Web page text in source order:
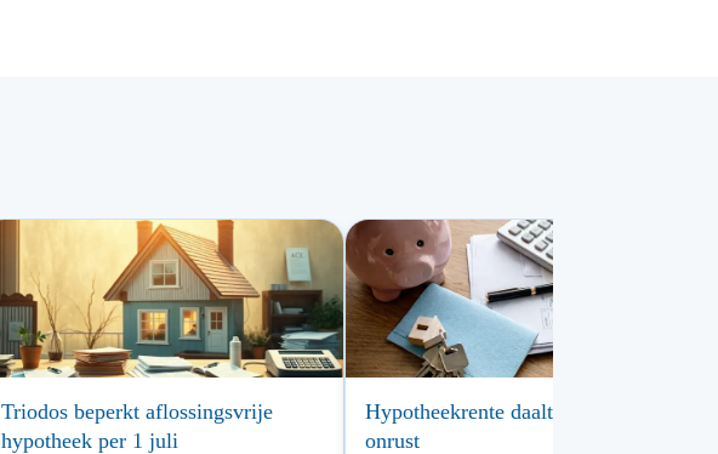
Triodos beperkt aflossingsvrije
hypotheek per 1 juli
Hypotheekrente daalt ondanks
onrust